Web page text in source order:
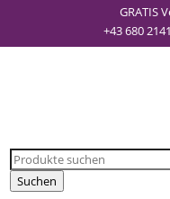
GRATIS
+43 680
Products
search
Suchen